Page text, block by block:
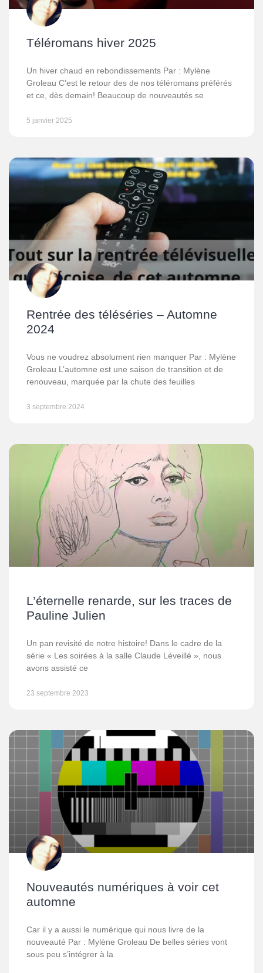
Téléromans hiver 2025
Un hiver chaud en rebondissements Par : Mylène
Groleau C’est le retour des de nos téléromans préférés
et ce, dès demain! Beaucoup de nouveautés se
5 janvier 2025
Rentrée des téléséries – Automne
2024
Vous ne voudrez absolument rien manquer Par : Mylène
Groleau L’automne est une saison de transition et de
renouveau, marquée par la chute des feuilles
3 septembre 2024
L’éternelle renarde, sur les traces de
Pauline Julien
Un pan revisité de notre histoire! Dans le cadre de la
série « Les soirées à la salle Claude Léveillé », nous
avons assisté ce
23 septembre 2023
Nouveautés numériques à voir cet
automne
Car il y a aussi le numérique qui nous livre de la
nouveauté Par : Mylène Groleau De belles séries vont
sous peu s’intégrer à la